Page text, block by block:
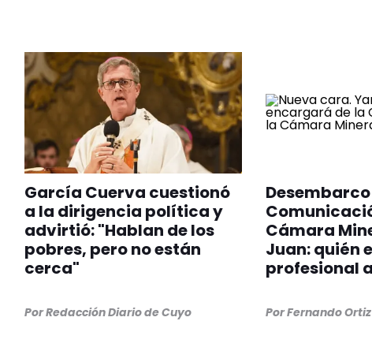
García Cuerva cuestionó
a la dirigencia política y
advirtió: "Hablan de los
pobres, pero no están
cerca"
PorRedacción Diario de Cuyo
Cámara
Juan: quién
profesional
PorFernando Ortiz